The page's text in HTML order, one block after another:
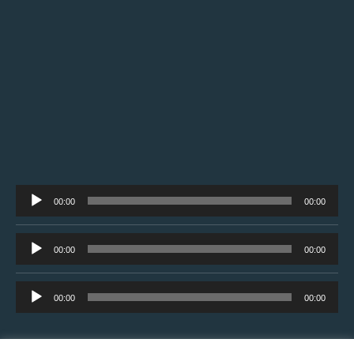
Tocador
de
áudio
00:00 00:00
Tocador
de
áudio
00:00 00:00
Tocador
de
00:00 00:00